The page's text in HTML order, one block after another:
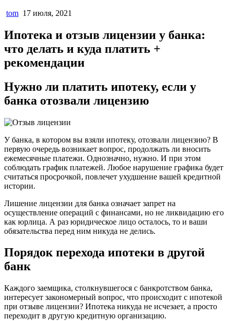
tom 17 июля, 2021
Ипотека и отзыв лицензии у банка:
что делать и куда платить +
рекомендации
Нужно ли платить ипотеку, если у
банка отозвали лицензию
У банка, в котором вы взяли ипотеку, отозвали лицензию? В
первую очередь возникает вопрос, продолжать ли вносить
ежемесячные платежи. Однозначно, нужно. И при этом
соблюдать график платежей. Любое нарушение графика будет
считаться просрочкой, повлечет ухудшение вашей кредитной
истории.
Лишение лицензии для банка означает запрет на
осуществление операций с финансами, но не ликвидацию его
как юрлица. А раз юридическое лицо осталось, то и ваши
обязательства перед ним никуда не делись.
Порядок перехода ипотеки в другой
банк
Каждого заемщика, столкнувшегося с банкротством банка,
интересует закономерный вопрос, что происходит с ипотекой
при отзыве лицензии? Ипотека никуда не исчезает, а просто
переходит в другую кредитную организацию.